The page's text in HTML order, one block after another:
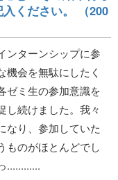
ください。 （200
ンターンシップに参
機会を無駄にしたく
ゼミ生の参加意識を
し続けました。我々
なり、参加していた
ものがほとんどでし
............